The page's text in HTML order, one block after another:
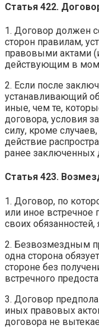
Статья 422.
1. Договор должен
сторон правилам,
правовыми актами
действующим в
2. Если после
устанавливающий
иные, чем те,
договора, условия
силу, кроме
действие
ранее заключенных
Статья 423.
1. Договор, по
или иное встречное
своих
2. Безвозмездным
одна сторона
стороне без
встречного
3. Договор
иных правовых
договора не